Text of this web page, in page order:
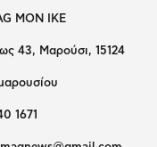
MON IKE
43, Μαρούσι, 15124
1671